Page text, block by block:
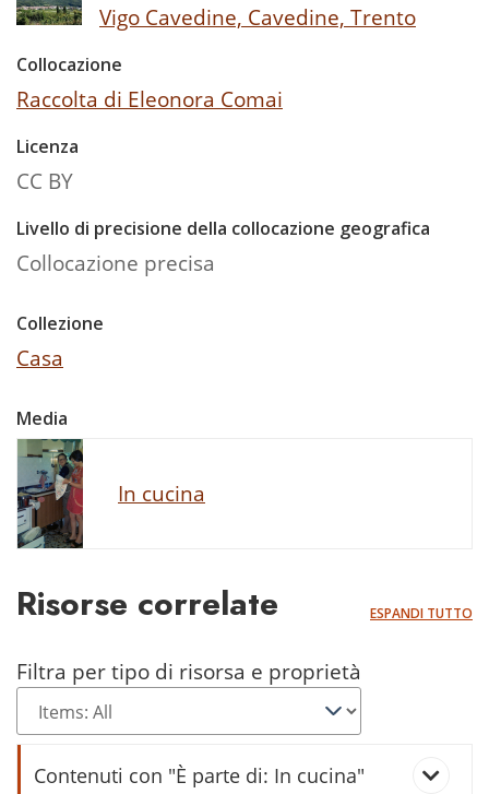
Vigo Cavedine, Cavedine, Trento
Collocazione
Raccolta di Eleonora Comai
Licenza
CC BY
Livello di precisione della collocazione geografica
Collocazione precisa
Collezione
Casa
Media
In cucina
Risorse correlate ESPANDI TUTTO
Filtra per tipo di risorsa e proprietà
Contenuti con "È parte di: In cucina"